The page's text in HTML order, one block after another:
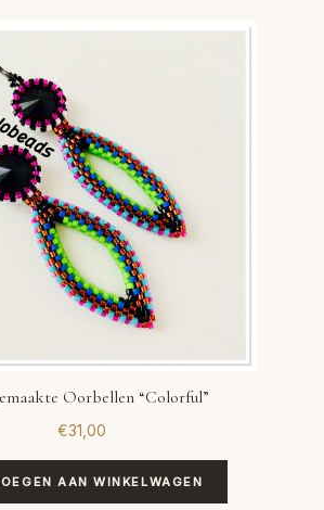
Oorbellen “Colorful”
€31,00
AAN WINKELWAGEN